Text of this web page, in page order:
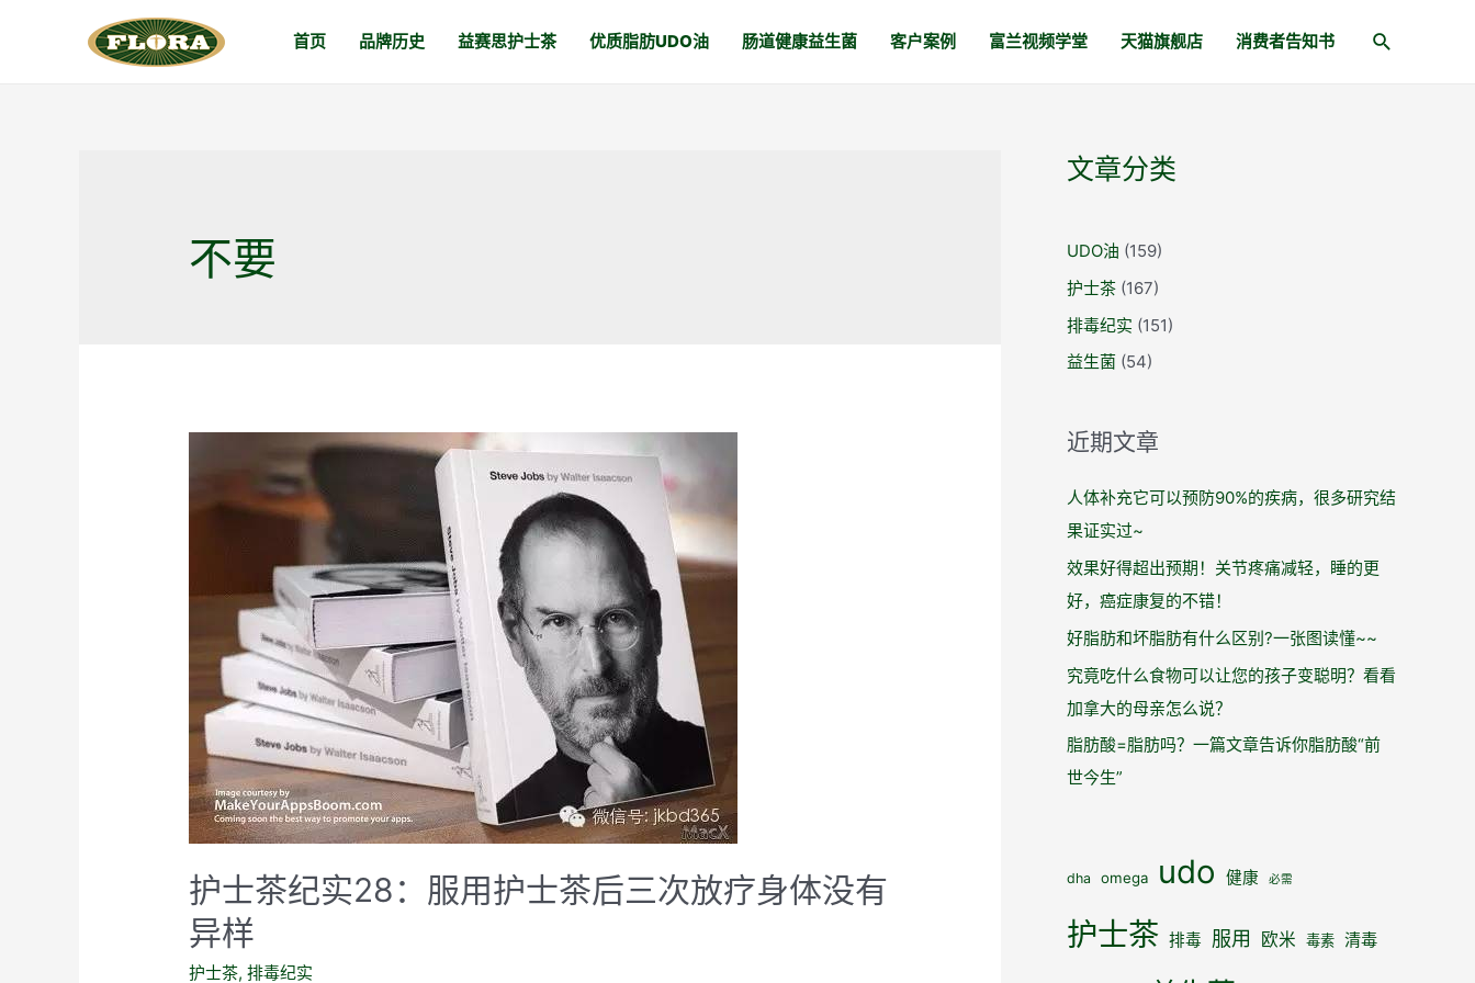
首页 品牌历史 益赛思护士茶 优质脂肪UDO油 肠道健康益生菌 客户案例 富兰视频学堂 天猫旗舰店 消费者告知书
不要
护士茶纪实28：服用护士茶后三次放疗身体没有
异样
护士茶,排毒纪实
文章分类
UDO油 (159)
护士茶 (167)
排毒纪实 (151)
益生菌 (54)
近期文章
人体补充它可以预防90%的疾病，很多研究结
果证实过~
效果好得超出预期！关节疼痛减轻，睡的更
好，癌症康复的不错！
好脂肪和坏脂肪有什么区别?一张图读懂~~
究竟吃什么食物可以让您的孩子变聪明？看看
加拿大的母亲怎么说？
脂肪酸=脂肪吗？一篇文章告诉你脂肪酸“前
世今生”
dha omega udo 健康 必需
护士茶 排毒 服用 欧米 毒素 清毒